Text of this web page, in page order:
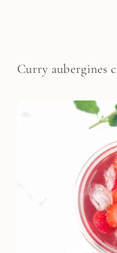
Curry aubergines